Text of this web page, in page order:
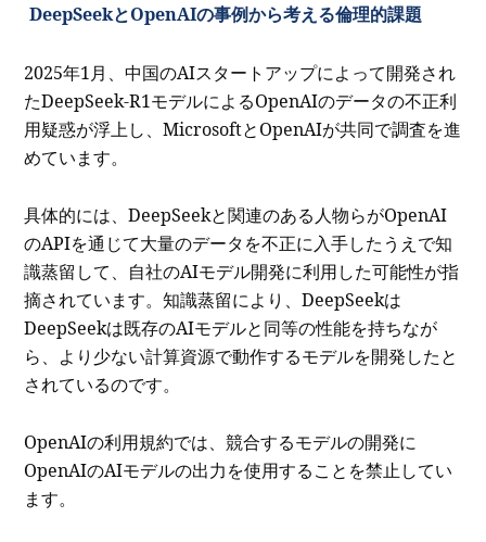
DeepSeekとOpenAIの事例から考える倫理的課題
2025年1月、中国のAIスタートアップによって開発され
たDeepSeek-R1モデルによるOpenAIのデータの不正利
用疑惑が浮上し、MicrosoftとOpenAIが共同で調査を進
めています。
具体的には、DeepSeekと関連のある人物らがOpenAI
のAPIを通じて大量のデータを不正に入手したうえで知
識蒸留して、自社のAIモデル開発に利用した可能性が指
摘されています。知識蒸留により、DeepSeekは
DeepSeekは既存のAIモデルと同等の性能を持ちなが
ら、より少ない計算資源で動作するモデルを開発したと
されているのです。
OpenAIの利用規約では、競合するモデルの開発に
OpenAIのAIモデルの出力を使用することを禁止してい
ます。